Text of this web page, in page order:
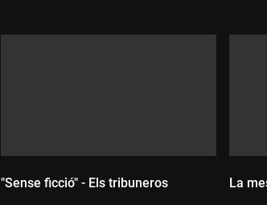
"Sense ficció" - Els tribuneros La